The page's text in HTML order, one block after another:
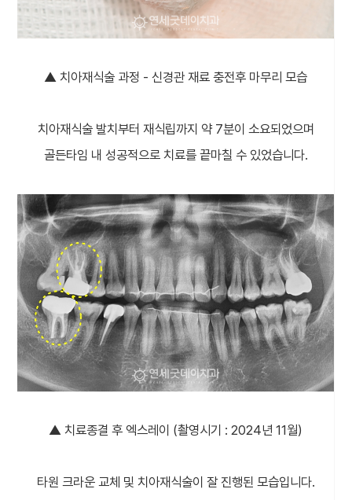
▲ 치아재식술 과정 - 신경관 재료 충전후 마무리 모습
치아재식술 발치부터 재식립까지 약 7분이 소요되었으며
골든타임 내 성공적으로 치료를 끝마칠 수 있었습니다.
▲ 치료종결 후 엑스레이 (촬영시기 : 2024년 11월)
타원 크라운 교체 및 치아재식술이 잘 진행된 모습입니다.